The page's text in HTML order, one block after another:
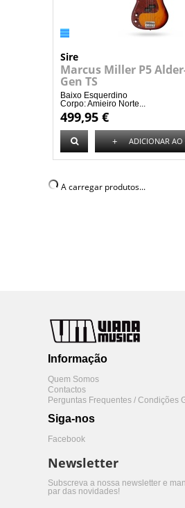
Sire
Marcus Miller P5
Gen TS
Baixo Esquerdino
Corpo: Amieiro Norte...
499,95 €
+ ADICIONAR AO
A carregar produtos...
Informação
Quem Somos
Contactos
Perguntas Frequentes / Condições
Siga-nos
Facebook
Newsletter
Subscreva a nossa newsletter e
par das novidades!